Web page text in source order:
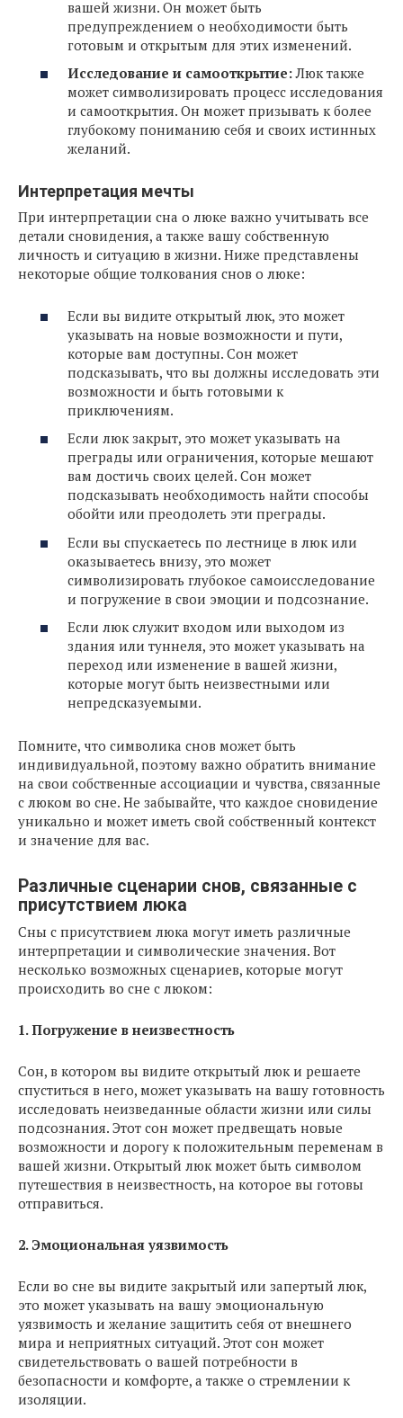
вашей жизни. Он может быть
предупреждением о необходимости быть
готовым и открытым для этих изменений.
Исследование и самооткрытие:Люк также
может символизировать процесс исследования
и самооткрытия. Он может призывать к более
глубокому пониманию себя и своих истинных
желаний.
Интерпретация мечты
При интерпретации сна о люке важно учитывать все
детали сновидения, а также вашу собственную
личность и ситуацию в жизни. Ниже представлены
некоторые общие толкования снов о люке:
Если вы видите открытый люк, это может
указывать на новые возможности и пути,
которые вам доступны. Сон может
подсказывать, что вы должны исследовать эти
возможности и быть готовыми к
приключениям.
Если люк закрыт, это может указывать на
преграды или ограничения, которые мешают
вам достичь своих целей. Сон может
подсказывать необходимость найти способы
обойти или преодолеть эти преграды.
Если вы спускаетесь по лестнице в люк или
оказываетесь внизу, это может
символизировать глубокое самоисследование
и погружение в свои эмоции и подсознание.
Если люк служит входом или выходом из
здания или туннеля, это может указывать на
переход или изменение в вашей жизни,
которые могут быть неизвестными или
непредсказуемыми.
Помните, что символика снов может быть
индивидуальной, поэтому важно обратить внимание
на свои собственные ассоциации и чувства, связанные
с люком во сне. Не забывайте, что каждое сновидение
уникально и может иметь свой собственный контекст
и значение для вас.
Различные сценарии снов, связанные с
присутствием люка
Сны с присутствием люка могут иметь различные
интерпретации и символические значения. Вот
несколько возможных сценариев, которые могут
происходить во сне с люком:
1. Погружение в неизвестность
Сон, в котором вы видите открытый люк и решаете
спуститься в него, может указывать на вашу готовность
исследовать неизведанные области жизни или силы
подсознания. Этот сон может предвещать новые
возможности и дорогу к положительным переменам в
вашей жизни. Открытый люк может быть символом
путешествия в неизвестность, на которое вы готовы
отправиться.
2. Эмоциональная уязвимость
Если во сне вы видите закрытый или запертый люк,
это может указывать на вашу эмоциональную
уязвимость и желание защитить себя от внешнего
мира и неприятных ситуаций. Этот сон может
свидетельствовать о вашей потребности в
безопасности и комфорте, а также о стремлении к
изоляции.